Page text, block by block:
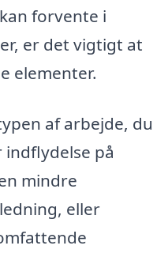
forvente i
er det vigtigt at
elementer.
af arbejde, du
på
mindre
eller